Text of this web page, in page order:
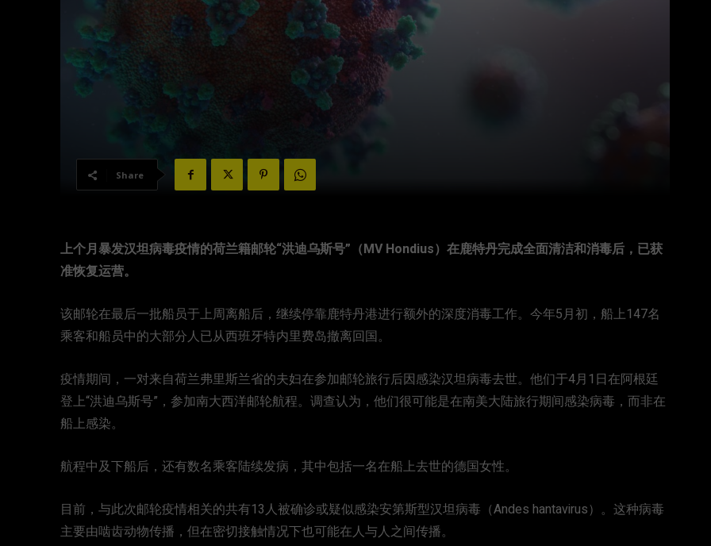
Share
上个月暴发汉坦病毒疫情的荷兰籍邮轮“洪迪乌斯号”（MV Hondius）在鹿特丹完成全面清洁和消毒后，已获
准恢复运营。
该邮轮在最后一批船员于上周离船后，继续停靠鹿特丹港进行额外的深度消毒工作。今年5月初，船上147名
乘客和船员中的大部分人已从西班牙特内里费岛撤离回国。
疫情期间，一对来自荷兰弗里斯兰省的夫妇在参加邮轮旅行后因感染汉坦病毒去世。他们于4月1日在阿根廷
登上“洪迪乌斯号”，参加南大西洋邮轮航程。调查认为，他们很可能是在南美大陆旅行期间感染病毒，而非在
船上感染。
航程中及下船后，还有数名乘客陆续发病，其中包括一名在船上去世的德国女性。
目前，与此次邮轮疫情相关的共有13人被确诊或疑似感染安第斯型汉坦病毒（Andes hantavirus）。这种病毒
主要由啮齿动物传播，但在密切接触情况下也可能在人与人之间传播。